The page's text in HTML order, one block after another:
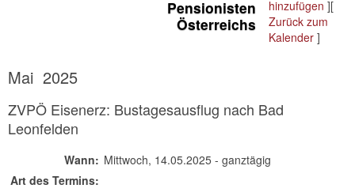
Pensionisten
Österreichs
hinzufügen ][
Zurück zum
Kalender ]
Mai 2025
ZVPÖ Eisenerz: Bustagesausflug nach Bad
Leonfelden
Wann: Mittwoch, 14.05.2025 - ganztägig
Art des Termins: